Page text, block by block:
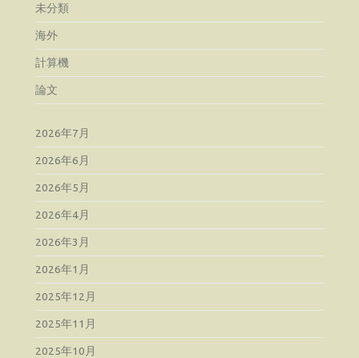
未分類
海外
計算機
論文
2026年7月
2026年6月
2026年5月
2026年4月
2026年3月
2026年1月
2025年12月
2025年11月
2025年10月